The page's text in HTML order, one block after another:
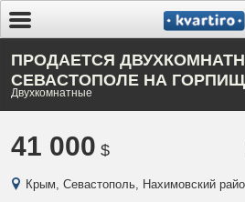
ПРОДАЕТСЯ
СЕВАСТОПОЛЕ НА
Двухкомнатные
41 000 $
Крым, Севастополь, Нахимовский